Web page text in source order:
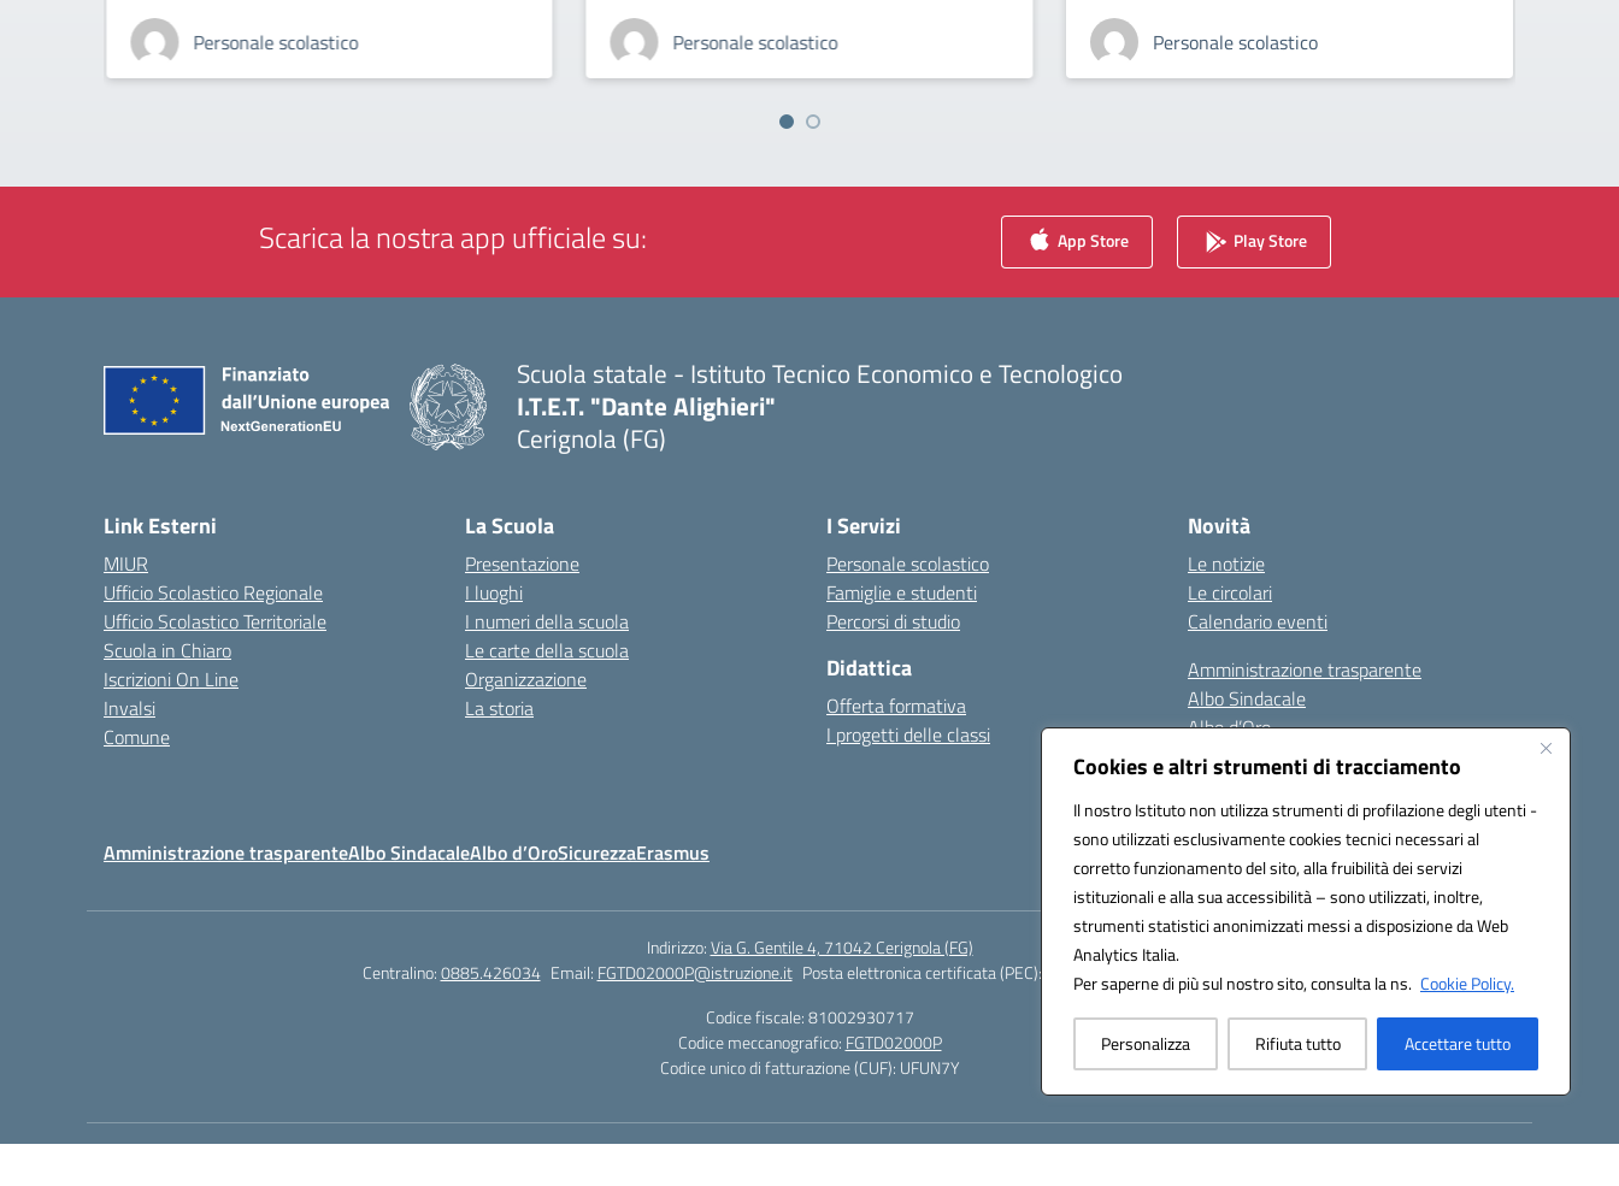
Cookies e altri strumenti di tracciamento
Il nostro Istituto non utilizza strumenti di profilazione degli utenti -
sono utilizzati esclusivamente cookies tecnici necessari al
corretto funzionamento del sito, alla fruibilità dei servizi
istituzionali e alla sua accessibilità – sono utilizzati, inoltre,
strumenti statistici anonimizzati messi a disposizione da Web
Analytics Italia.
Per saperne di più sul nostro sito, consulta la ns. Cookie Policy.
Personalizza Rifiuta tutto Accettare tutto
Personale scolastico Personale scolastico Personale scolastico
Scarica la nostra app ufficiale su: App Store Play Store
Scuola statale - Istituto Tecnico Economico e Tecnologico
I.T.E.T. "Dante Alighieri"
Cerignola (FG)
Link Esterni
MIUR
Ufficio Scolastico Regionale
Ufficio Scolastico Territoriale
Scuola in Chiaro
Iscrizioni On Line
Invalsi
Comune
La Scuola
Presentazione
I luoghi
I numeri della scuola
Le carte della scuola
Organizzazione
La storia
I Servizi
Personale scolastico
Famiglie e studenti
Percorsi di studio
Didattica
Offerta formativa
I progetti delle classi
Novità
Le notizie
Le circolari
Calendario eventi
Amministrazione trasparente
Albo Sindacale
Albo d’Oro
Sicurezza
Erasmus
Amministrazione trasparenteAlbo SindacaleAlbo d’OroSicurezzaErasmus Seguici su:
Indirizzo:Via G. Gentile 4, 71042 Cerignola (FG)
Centralino:0885.426034 Email: FGTD02000P@istruzione.it Posta elettronica certificata (PEC):
fgtd02000p@pec.istruzione.it
Codice fiscale: 81002930717
Codice meccanografico: FGTD02000P
Codice unico di fatturazione (CUF): UFUN7Y